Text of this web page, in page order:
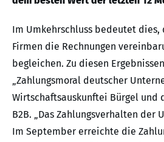
Im Umkehrschluss bedeutet dies,
Firmen die Rechnungen
begleichen. Zu diesen
„Zahlungsmoral deutscher
Wirtschaftsauskunftei Bürgel und
B2B. „Das Zahlungsverhalten der
Im September erreichte die